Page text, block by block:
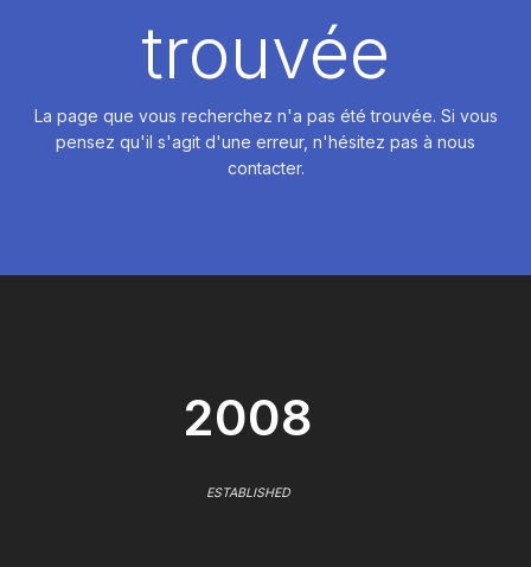
trouvée
La page que vous recherchez n'a pas été trouvée. Si vous
pensez qu'il s'agit d'une erreur, n'hésitez pas à nous
contacter.
2008
ESTABLISHED